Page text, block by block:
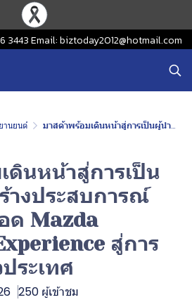
3443 Email: biztoday2012@hotmail.com
านยนต์ มาสด้าพร้อมเดินหน้าสู่การเป็นผู้นำในการสร้างประสบการณ์ลูกค้า ถ่ายทอด Mazda Signature Experience สู่การปฏิบัติจริงทั่วประเทศ
ดินหน้าสู่การเป็น
างประสบการณ์
ด Mazda
สู่การ
ระเทศ
250 ผู้เข้าชม